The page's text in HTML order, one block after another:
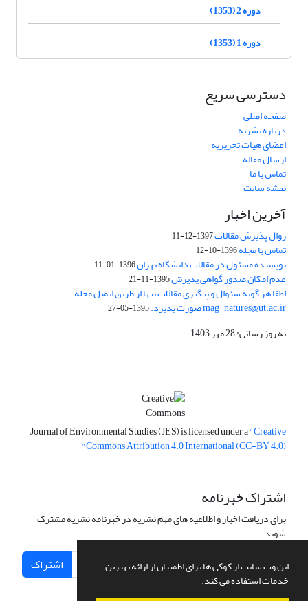
این وب سایت از کوکی ها برای اطمینان از ارائه بهترین
خدمات استفاده می کند.
دوره 2 (1353)
دوره 1 (1353)
دسترسی سریع
صفحه اصلی
درباره نشریه
اعضای هیات تحریریه
ارسال مقاله
تماس با ما
نقشه سایت
آخرین اخبار
روال پذیرش مقالات1397-12-11
تماس با مجله1396-10-12
نویسنده مسئول در مقالات دانشگاه تهران1396-01-11
عدم امکان صدور گواهی پذیرش1395-11-21
لطفا هر گونه سئوال و پیگیری مقالات تنها از طریق ایمیل مجله
mag_natures@ut.ac.ir صورت پذیرد. 1395-05-27
به روز رسانی: 28 مهر 1403
Journal of Environmental Studies (JES) is licensed under a"Creative
Commons Attribution 4.0 International (CC-BY 4.0)"
اشتراک خبرنامه
برای دریافت اخبار و اطلاعیه های مهم نشریه در خبرنامه نشریه مشترک
شوید.
اشتراک